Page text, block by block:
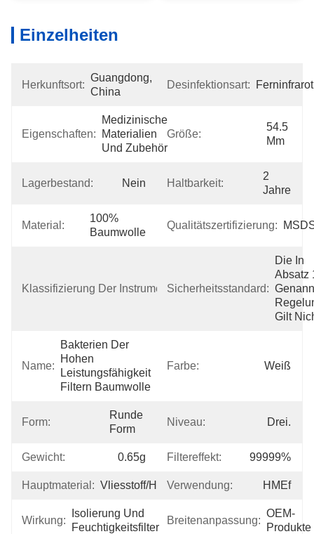
Einzelheiten
Herkunftsort:
Guangdong,
China
Desinfektionsart: Ferninfrarot
Eigenschaften:
Medizinische
Materialien
Und Zubehör
Größe:
54.5
Mm
Lagerbestand: Nein Haltbarkeit:
2
Jahre
Material:
100%
Baumwolle
Qualitätszertifizierung:
Klassifizierung Der Instrumente:
Klasse
I
Sicherheitsstandard:
Die In
Absatz
Gilt
Name:
Bakterien Der
Hohen
Leistungsfähigkeit
Filtern Baumwolle
Farbe: Weiß
Form:
Runde
Form
Niveau: Drei.
Gewicht: 0.65g Filtereffekt: 99999%
Hauptmaterial: Vliesstoff/Heißluftbaumwolle
Verwendung: HMEf
Wirkung:
Isolierung Und
Feuchtigkeitsfilter
Breitenanpassung:
OEM-
Produkte